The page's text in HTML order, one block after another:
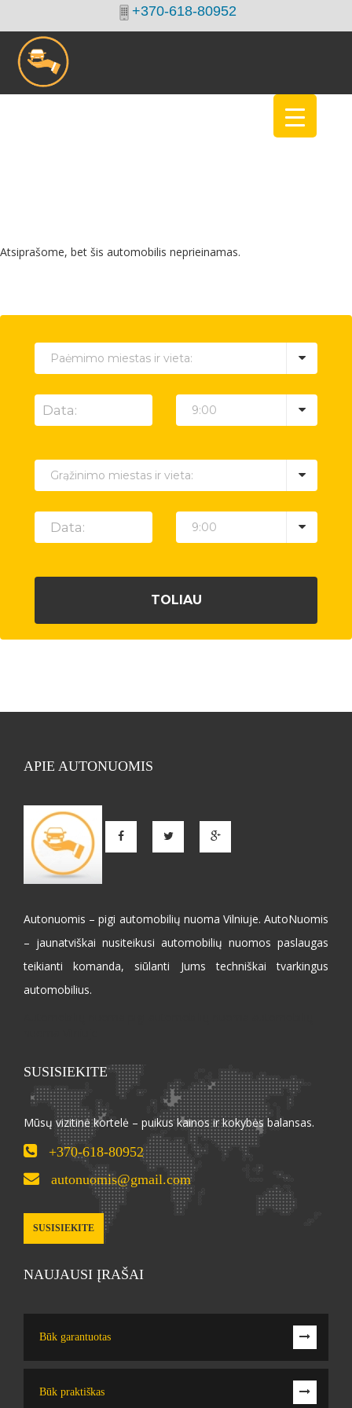
+370-618-80952
Atsiprašome, bet šis automobilis neprieinamas.
APIE AUTONUOMIS
Autonuomis – pigi automobilių nuoma Vilniuje. AutoNuomis
– jaunatviškai nusiteikusi automobilių nuomos paslaugas
teikianti komanda, siūlanti Jums techniškai tvarkingus
automobilius.
SUSISIEKITE
Mūsų vizitinė kortelė – puikus kainos ir kokybės balansas.
+370-618-80952
autonuomis@gmail.com
SUSISIEKITE
NAUJAUSI ĮRAŠAI
Būk garantuotas
Būk praktiškas